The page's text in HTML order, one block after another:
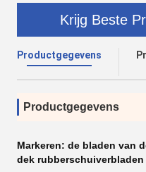
Krijg Beste
Productgegevens
Productgegevens
Markeren: de bladen van
dek rubberschuiverbladen